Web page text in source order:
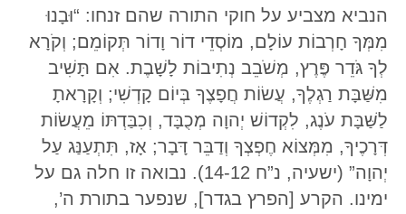
הנביא מצביע על חוקי התורה שהם זנחו: “וּבָנוּ
מִמְּךָ חָרְבוֹת עוֹלָם, מוֹסְדֵי דוֹר וָדוֹר תְּקוֹמֵם; וְקֹרָא
לְךָ גֹּדֵר פֶּרֶץ, מְשֹׁבֵב נְתִיבוֹת לָשָׁבֶת. אִם תָּשִׁיב
מִשַּׁבָּת רַגְלֶךָ, עֲשׂוֹת חֲפָצֶךָ בְּיוֹם קָדְשִׁי; וְקָרָאתָ
לַשַּׁבָּת עֹנֶג, לִקְדוֹשׁ יְהוָה מְכֻבָּד, וְכִבַּדְתּוֹ מֵעֲשׂוֹת
דְּרָכֶיךָ, מִמְּצוֹא חֶפְצְךָ וְדַבֵּר דָּבָר; אָז, תִּתְעַנַּג עַל
יְהוָה” (ישעיה, נ”ח 14-12). נבואה זו חלה גם על
ימינו. הקרע [הפרץ בגדר], שנפער בתורת ה’,